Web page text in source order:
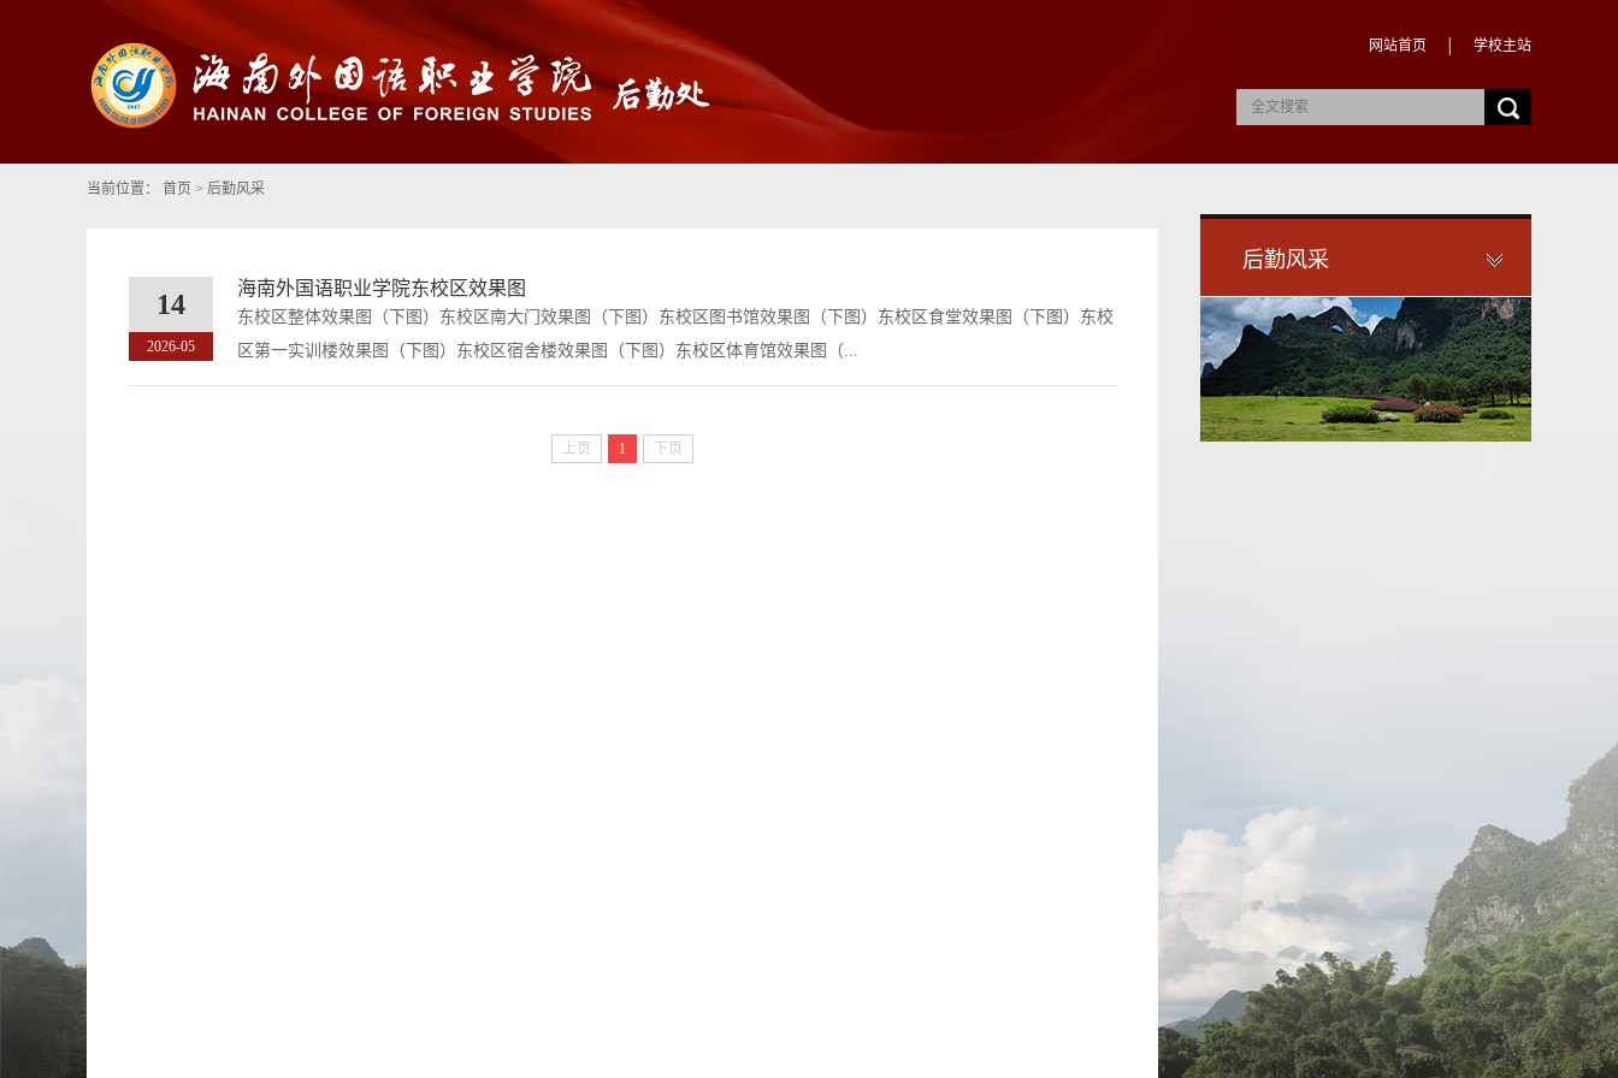
网站首页 学校主站
当前位置： 首页 > 后勤风采
14
2026-05
海南外国语职业学院东校区效果图
东校区整体效果图（下图）东校区南大门效果图（下图）东校区图书馆效果图（下图）东校区食堂效果图（下图）东校
区第一实训楼效果图（下图）东校区宿舍楼效果图（下图）东校区体育馆效果图（...
上页 1 下页
后勤风采